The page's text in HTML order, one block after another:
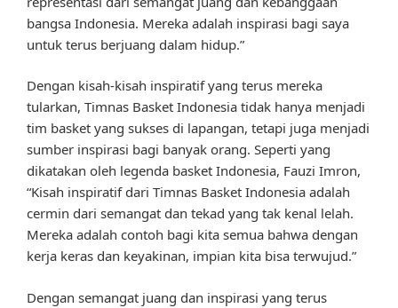
bangsa Indonesia. Mereka adalah inspirasi bagi saya
untuk terus berjuang dalam hidup.”
Dengan kisah-kisah inspiratif yang terus mereka
tularkan, Timnas Basket Indonesia tidak hanya menjadi
tim basket yang sukses di lapangan, tetapi juga menjadi
sumber inspirasi bagi banyak orang. Seperti yang
dikatakan oleh legenda basket Indonesia, Fauzi Imron,
“Kisah inspiratif dari Timnas Basket Indonesia adalah
cermin dari semangat dan tekad yang tak kenal lelah.
Mereka adalah contoh bagi kita semua bahwa dengan
kerja keras dan keyakinan, impian kita bisa terwujud.”
Dengan semangat juang dan inspirasi yang terus